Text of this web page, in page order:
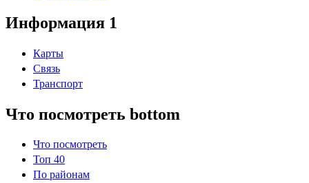
Информация 1
Карты
Связь
Транспорт
Что посмотреть bottom
Что посмотреть
Топ 40
По районам